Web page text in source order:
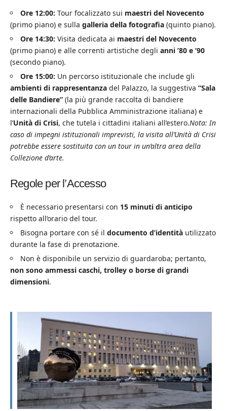
Ore 12:00: Tour focalizzato sui maestri del Novecento
(primo piano) e sulla galleria della fotografia (quinto piano).
Ore 14:30: Visita dedicata ai maestri del Novecento
(primo piano) e alle correnti artistiche degli anni ’80 e ’90
(secondo piano).
Ore 15:00: Un percorso istituzionale che include gli
ambienti di rappresentanza del Palazzo, la suggestiva “Sala
delle Bandiere” (la più grande raccolta di bandiere
internazionali della Pubblica Amministrazione italiana) e
l’Unità di Crisi, che tutela i cittadini italiani all’estero.Nota: In
caso di impegni istituzionali imprevisti, la visita all’Unità di Crisi
potrebbe essere sostituita con un tour in un’altra area della
Collezione d’arte.
Regole per l’Accesso
È necessario presentarsi con 15 minuti di anticipo
rispetto all’orario del tour.
Bisogna portare con sé il documento d’identità utilizzato
durante la fase di prenotazione.
Non è disponibile un servizio di guardaroba; pertanto,
non sono ammessi caschi, trolley o borse di grandi
dimensioni.